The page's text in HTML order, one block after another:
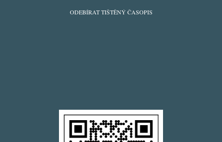
ODEBÍRAT TIŠTĚNÝ ČASOPIS